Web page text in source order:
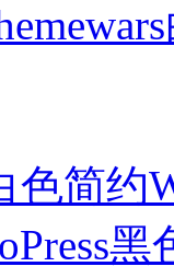
色简约